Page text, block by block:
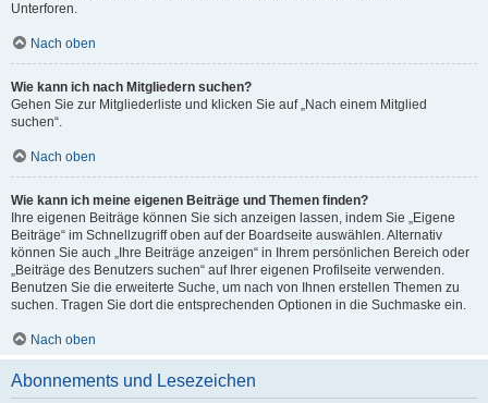
Unterforen.
Nach oben
Wie kann ich nach Mitgliedern suchen?
Gehen Sie zur Mitgliederliste und klicken Sie auf „Nach einem Mitglied
suchen“.
Nach oben
Wie kann ich meine eigenen Beiträge und Themen finden?
Ihre eigenen Beiträge können Sie sich anzeigen lassen, indem Sie „Eigene
Beiträge“ im Schnellzugriff oben auf der Boardseite auswählen. Alternativ
können Sie auch „Ihre Beiträge anzeigen“ in Ihrem persönlichen Bereich oder
„Beiträge des Benutzers suchen“ auf Ihrer eigenen Profilseite verwenden.
Benutzen Sie die erweiterte Suche, um nach von Ihnen erstellen Themen zu
suchen. Tragen Sie dort die entsprechenden Optionen in die Suchmaske ein.
Nach oben
Abonnements und Lesezeichen